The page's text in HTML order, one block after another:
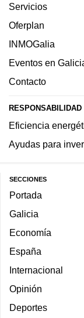
Servicios
Oferplan
INMOGalia
Eventos en
Contacto
Eficiencia
Ayudas para
SECCIONES
Portada
Galicia
Economía
España
Internacional
Opinión
Deportes